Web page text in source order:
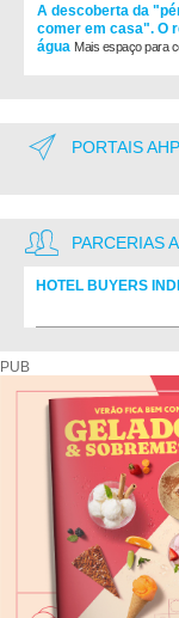
A descoberta da
comer em casa". O
água Mais espaço para
PORTAIS AHP
PARCERIAS
HOTEL BUYERS
PUB